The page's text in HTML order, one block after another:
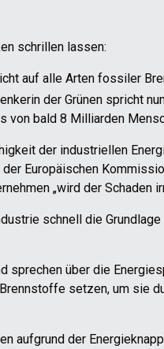
schrillen lassen:
auf alle Arten fossiler
der Grünen spricht
bald 8 Milliarden
der industriellen
Europäischen
„wird der Schaden
schnell die
über die
setzen, um sie
aufgrund der